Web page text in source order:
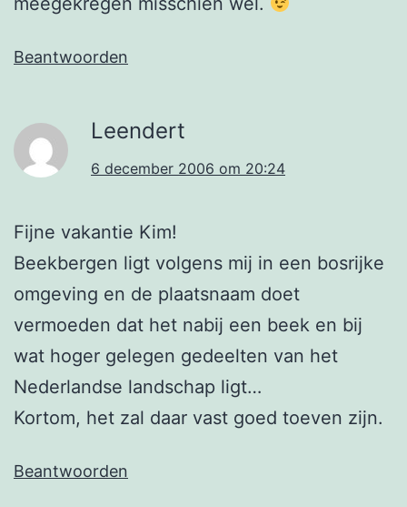
Beantwoorden
Leendert
6 december 2006 om 20:24
Fijne vakantie Kim!
Beekbergen ligt volgens mij in een bosrijke
omgeving en de plaatsnaam doet
vermoeden dat het nabij een beek en bij
wat hoger gelegen gedeelten van het
Nederlandse landschap ligt…
Kortom, het zal daar vast goed toeven zijn.
Beantwoorden